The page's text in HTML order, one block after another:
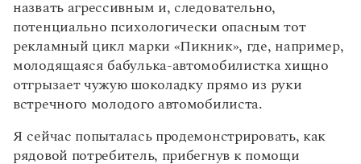
назвать агрессивным и, следовательно,
потенциально психологически опасным тот
рекламный цикл марки «Пикник», где, например,
молодящаяся бабулька-автомобилистка хищно
отгрызает чужую шоколадку прямо из руки
встречного молодого автомобилиста.
Я сейчас попыталась продемонстрировать, как
рядовой потребитель, прибегнув к помощи